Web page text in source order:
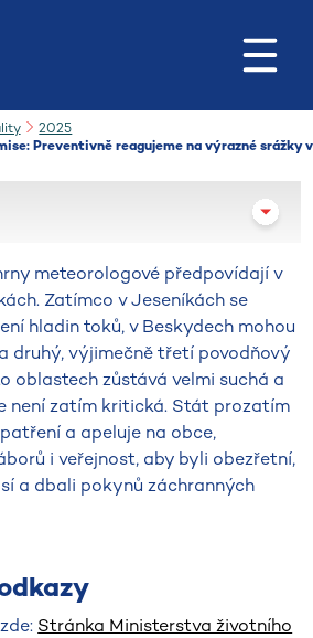
2025
Preventivně reagujeme na výrazné
meteorologové předpovídají v
Zatímco v Jeseníkách se
hladin toků, v Beskydech mohou
druhý, výjimečně třetí povodňový
oblastech zůstává velmi suchá a
není zatím kritická. Stát prozatím
a apeluje na obce,
i veřejnost, aby byli obezřetní,
a dbali pokynů záchranných
Stránka Ministerstva životního